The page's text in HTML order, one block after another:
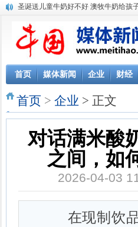
圣诞送儿童牛奶好不好 澳牧牛奶给孩
首页 媒体新闻 企业 财经
首页 > 企业 > 正文
对话满米酸
之间，如
2026-04-03
在现制饮品